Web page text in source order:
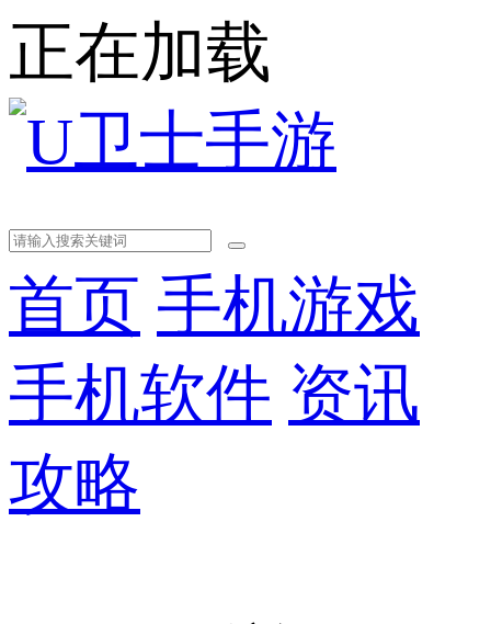
正在加载
首页 手机游戏
手机软件 资讯
攻略